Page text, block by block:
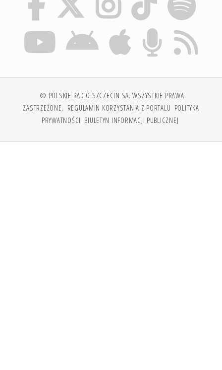
© POLSKIE RADIO SZCZECIN SA. WSZYSTKIE PRAWA
ZASTRZEŻONE. REGULAMIN KORZYSTANIA Z PORTALU POLITYKA
PRYWATNOŚCI BIULETYN INFORMACJI PUBLICZNEJ